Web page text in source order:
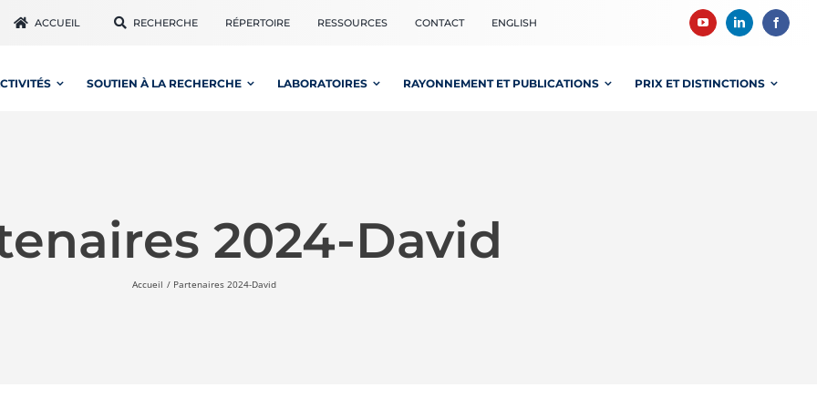
ACCUEIL RECHERCHE RÉPERTOIRE RESSOURCES CONTACT ENGLISH
SOUTIEN À LA RECHERCHE LABORATOIRES RAYONNEMENT ET PUBLICATIONS PRIX ET DISTINCTIONS
2024-David
Accueil Partenaires 2024-David